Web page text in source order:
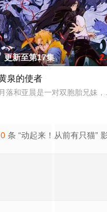
藤新一变回了小孩！新一找
绕着平凡的中学生平太郎
世界里，人们生来就背负着
更新至第17集
泉的使者
月落和亚晨是一对双胞胎兄妹
0 条 “动起来！从前有只猫”